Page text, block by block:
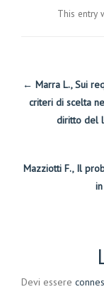
This entry
← Marra L., Sui
criteri di scelta
diritto del
Mazziotti F., Il
Devi essere